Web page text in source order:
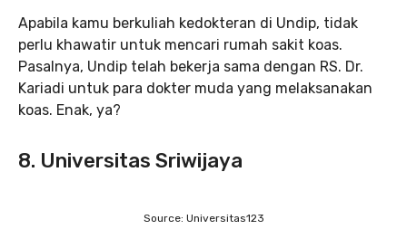
Apabila kamu berkuliah kedokteran di Undip, tidak
perlu khawatir untuk mencari rumah sakit koas.
Pasalnya, Undip telah bekerja sama dengan RS. Dr.
Kariadi untuk para dokter muda yang melaksanakan
koas. Enak, ya?
8. Universitas Sriwijaya
Source: Universitas123